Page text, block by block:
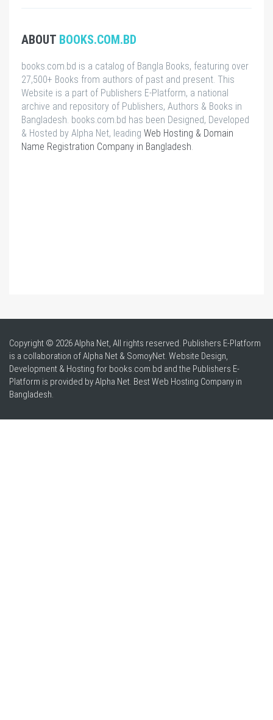
ABOUT BOOKS.COM.BD
books.com.bd is a catalog of Bangla Books, featuring over
27,500+ Books from authors of past and present. This
Website is a part of Publishers E-Platform, a national
archive and repository of Publishers, Authors & Books in
Bangladesh. books.com.bd has been Designed, Developed
& Hosted by Alpha Net, leading Web Hosting & Domain
Name Registration Company in Bangladesh.
Copyright © 2026 Alpha Net, All rights reserved. Publishers E-Platform
is a collaboration of Alpha Net & SomoyNet. Website Design,
Development & Hosting for books.com.bd and the Publishers E-
Platform is provided by Alpha Net. BestWeb Hosting Company in
Bangladesh.